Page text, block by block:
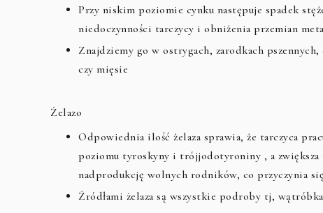
Przy niskim poziomie cynku następuje spadek
niedoczynności tarczycy i obniżenia przemian
Znajdziemy go w ostrygach, zarodkach
czy mięsie
Żelazo
Odpowiednia ilość żelaza sprawia, że tarczyca
poziomu tyroskyny i trójjodotyroniny , a zwiększa
nadprodukcję wolnych rodników, co przyczynia
Źródłami żelaza są wszystkie podroby tj,